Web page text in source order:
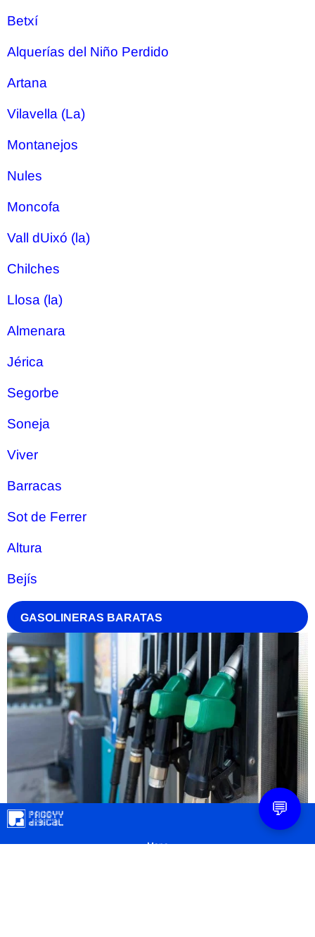
Betxí
Alquerías del Niño Perdido
Artana
Vilavella (La)
Montanejos
Nules
Moncofa
Vall dUixó (la)
Chilches
Llosa (la)
Almenara
Jérica
Segorbe
Soneja
Viver
Barracas
Sot de Ferrer
Altura
Bejís
GASOLINERAS BARATAS
Mapa
💬